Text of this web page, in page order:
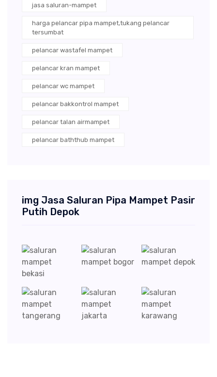
jasa saluran-mampet
harga pelancar pipa mampet,tukang pelancar
tersumbat
pelancar wastafel mampet
pelancar kran mampet
pelancar wc mampet
pelancar bakkontrol mampet
pelancar talan airmampet
pelancar baththub mampet
img Jasa Saluran Pipa Mampet Pasir
Putih Depok